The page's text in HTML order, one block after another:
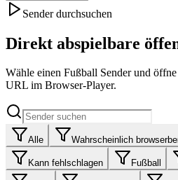
Sender durchsuchen
Direkt abspielbare
Wähle einen Fußball Sender und
URL im Browser-Player.
Alle Wahrscheinlich
Kann fehlschlagen Fußball